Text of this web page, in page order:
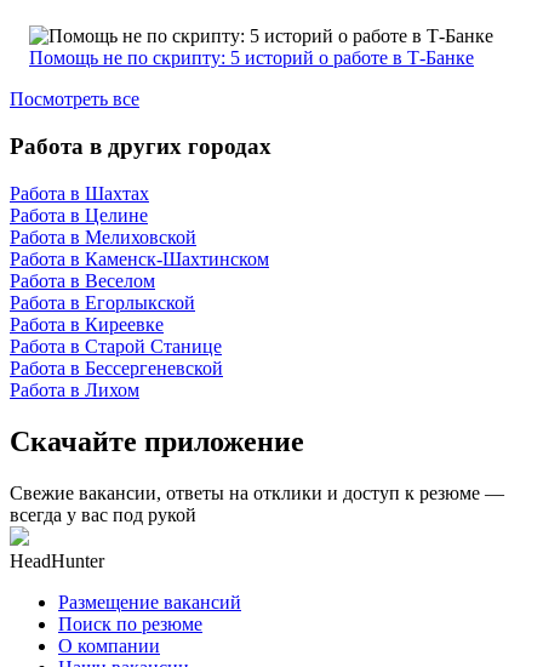
Помощь не по скрипту: 5 историй о работе в Т-Банке
Посмотреть все
Работа в других городах
Работа в Шахтах
Работа в Целине
Работа в Мелиховской
Работа в Каменск-Шахтинском
Работа в Веселом
Работа в Егорлыкской
Работа в Киреевке
Работа в Старой Станице
Работа в Бессергеневской
Работа в Лихом
Скачайте приложение
Свежие вакансии, ответы на отклики и доступ к резюме —
всегда у вас под рукой
HeadHunter
Размещение вакансий
Поиск по резюме
О компании